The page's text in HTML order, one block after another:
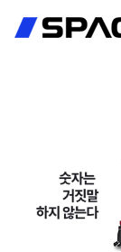
로그인